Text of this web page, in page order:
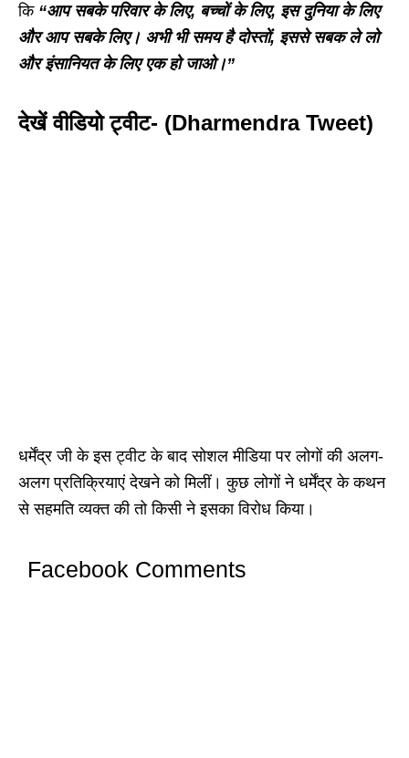
कि“आप सबके परिवार के लिए, बच्चों के लिए, इस दुनिया के लिए
और आप सबके लिए। अभी भी समय है दोस्तों, इससे सबक ले लो
और इंसानियत के लिए एक हो जाओ।”
देखें वीडियो ट्वीट- (Dharmendra Tweet)
धर्मेंद्र जी के इस ट्वीट के बाद सोशल मीडिया पर लोगों की अलग-
अलग प्रतिक्रियाएं देखने को मिलीं। कुछ लोगों ने धर्मेंद्र के कथन
से सहमति व्यक्त की तो किसी ने इसका विरोध किया।
Facebook Comments